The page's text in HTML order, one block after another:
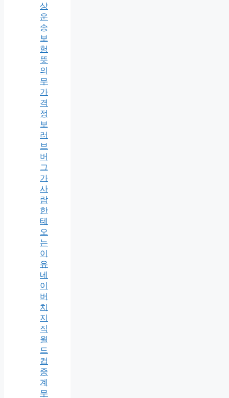
상
운
송
보
험
뜻
의
무
가
격
정
보
러
브
버
그
가
사
람
한
테
오
는
이
유
네
이
버
치
지
직
월
드
컵
중
계
무